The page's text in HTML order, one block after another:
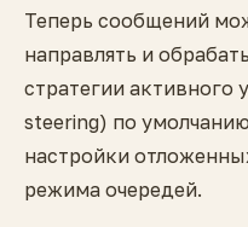
Теперь сообщений
направлять и
стратегии активного
steering) по
настройки
режима очередей.